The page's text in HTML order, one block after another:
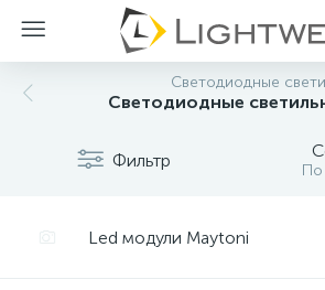
Светодиодные
Светодиодные
Фильтр По
Led модули Maytoni